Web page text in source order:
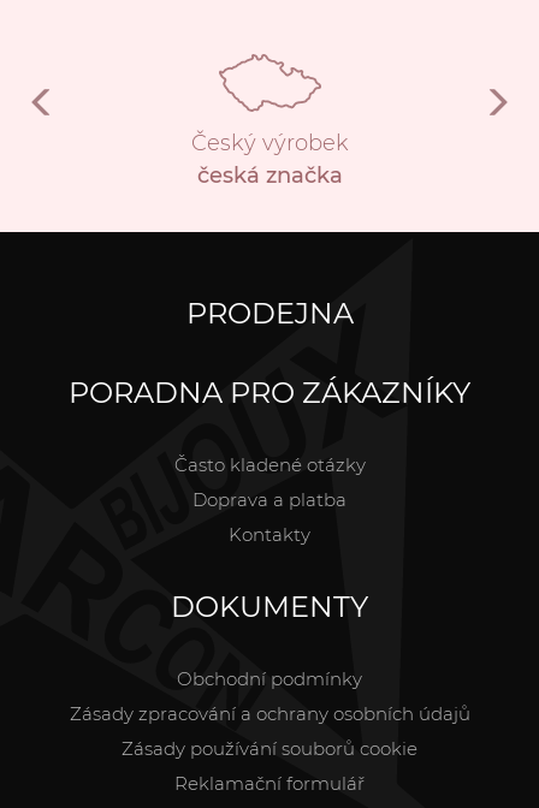
Český výrobek
česká značka
PRODEJNA
PORADNA PRO ZÁKAZNÍKY
Často kladené otázky
Doprava a platba
Kontakty
DOKUMENTY
Obchodní podmínky
Zásady zpracování a ochrany osobních údajů
Zásady používání souborů cookie
Reklamační formulář